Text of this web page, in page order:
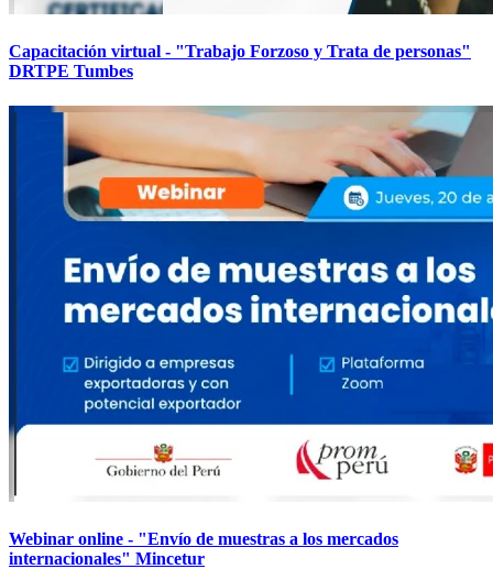
Capacitación virtual - "Trabajo Forzoso y Trata de personas"
DRTPE Tumbes
Webinar online - "Envío de muestras a los mercados
internacionales" Mincetur